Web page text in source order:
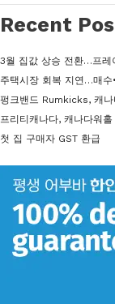
Recent
3월 집값 상승 전환…프레
주택시장 회복 지연…매수
펑크밴드 Rumkicks, 캐
프리티캐나다, 캐나다워
첫 집 구매자 GST 환급